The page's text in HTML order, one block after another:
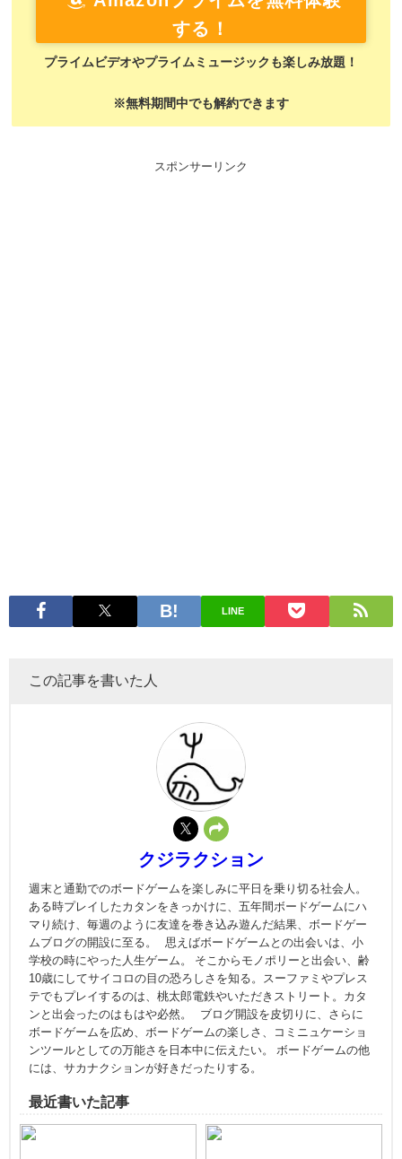
する！
プライムビデオやプライムミュージックも楽しみ放題！
※無料期間中でも解約できます
スポンサーリンク
LINE
この記事を書いた人
クジラクション
週末と通勤でのボードゲームを楽しみに平日を乗り切る社会人。
ある時プレイしたカタンをきっかけに、五年間ボードゲームにハ
マり続け、毎週のように友達を巻き込み遊んだ結果、ボードゲー
ムブログの開設に至る。 思えばボードゲームとの出会いは、小
学校の時にやった人生ゲーム。 そこからモノポリーと出会い、齢
10歳にしてサイコロの目の恐ろしさを知る。スーファミやプレス
テでもプレイするのは、桃太郎電鉄やいただきストリート。カタ
ンと出会ったのはもはや必然。 ブログ開設を皮切りに、さらに
ボードゲームを広め、ボードゲームの楽しさ、コミニュケーショ
ンツールとしての万能さを日本中に伝えたい。 ボードゲームの他
には、サカナクションが好きだったりする。
最近書いた記事